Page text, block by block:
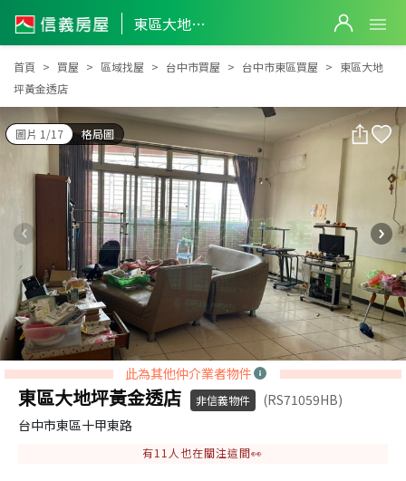
東區大地坪黃金透店
東區大地坪黃金透店
首頁 買屋 區域找屋 台中市買屋 台中市東區買屋
東區大地
坪黃金透店
圖片 1/17 格局圖
此為其他仲介業者物件
東區大地坪黃金透店 非信義物件
(RS71059HB)
台中市東區十甲東路
有11 人也在關注這間👀